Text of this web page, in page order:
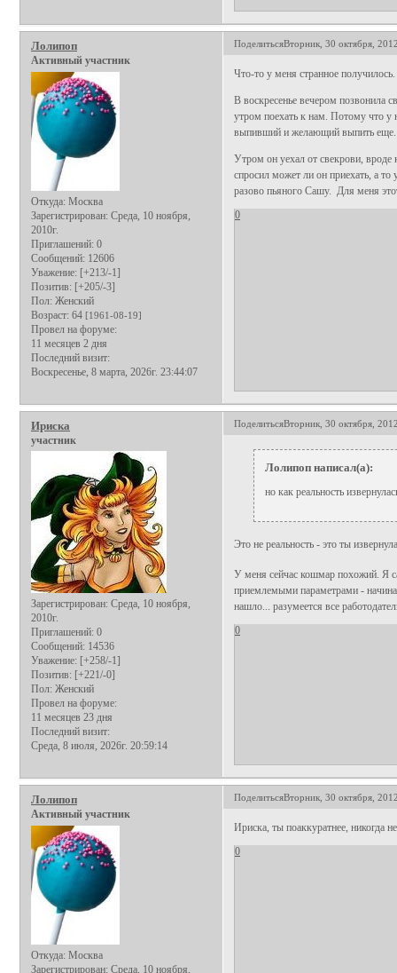
ПоделитьсяВторник, 30 октября,
Лолипоп
Активный участник
Откуда: Москва
Зарегистрирован: Среда, 10 ноября,
2010г.
Приглашений: 0
Сообщений: 12606
Уважение: [+213/-1]
Позитив: [+205/-3]
Пол: Женский
Возраст: 64 [1961-08-19]
Провел на форуме:
11 месяцев 2 дня
Последний визит:
Воскресенье, 8 марта, 2026г. 23:44:07
Что-то у меня странное получилось.
В воскресенье вечером позвонила
утром поехать к нам. Потому что у
выпивший и желающий выпить еще.
Утром он уехал от свекрови,
спросил может ли он приехать, а
разово пьяного Сашу. Для меня
0
ПоделитьсяВторник, 30 октября,
Ириска
участник
Зарегистрирован: Среда, 10 ноября,
2010г.
Приглашений: 0
Сообщений: 14536
Уважение: [+258/-1]
Позитив: [+221/-0]
Пол: Женский
Провел на форуме:
11 месяцев 23 дня
Последний визит:
Среда, 8 июля, 2026г. 20:59:14
Лолипоп написал(а):
но как реальность
Это не реальность - это ты
У меня сейчас кошмар похожий. Я
приемлемыми параметрами -
нашло... разумеется все
0
ПоделитьсяВторник, 30 октября,
Лолипоп
Активный участник
Откуда: Москва
Зарегистрирован: Среда, 10 ноября,
Ириска, ты поаккуратнее, никогда
0